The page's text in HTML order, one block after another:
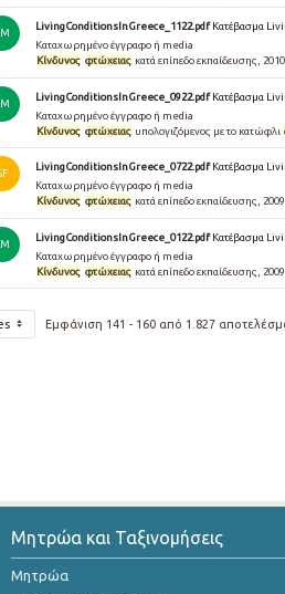
LivingConditionsInGreece_1122.pdf Κατέβασμα
Καταχωρημένο έγγραφο ή media
Κίνδυνος φτώχειας κατά επίπεδο εκπαίδευσης,
LivingConditionsInGreece_0922.pdf Κατέβασμα
Καταχωρημένο έγγραφο ή media
Κίνδυνος φτώχειας υπολογιζόμενος με το κατώφλι
LivingConditionsInGreece_0722.pdf Κατέβασμα
Καταχωρημένο έγγραφο ή media
Κίνδυνος φτώχειας κατά επίπεδο εκπαίδευσης,
LivingConditionsInGreece_0122.pdf Κατέβασμα
Καταχωρημένο έγγραφο ή media
Κίνδυνος φτώχειας κατά επίπεδο εκπαίδευσης, 2009
Εμφάνιση 141 - 160 από 1.827
Μητρώα και Ταξινομήσεις
Μητρώα